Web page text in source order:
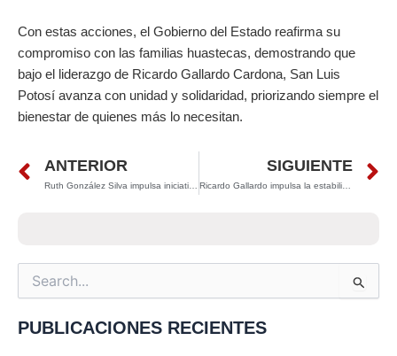
Con estas acciones, el Gobierno del Estado reafirma su
compromiso con las familias huastecas, demostrando que
bajo el liderazgo de Ricardo Gallardo Cardona, San Luis
Potosí avanza con unidad y solidaridad, priorizando siempre el
bienestar de quienes más lo necesitan.
Prev
ANTERIOR SIGUIENTE
Ricardo Gallardo impulsa la estabilidad económica en San Luis Potosí: aumenta recaudación y mejora la calidad de vida de las familias
Search
for:
PUBLICACIONES RECIENTES